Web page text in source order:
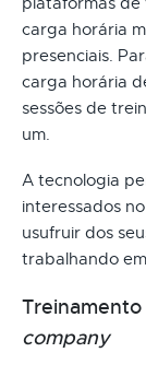
carga horária
presenciais.
carga horária
sessões de
um.
A tecnologia
interessados
usufruir dos
trabalhando em
company